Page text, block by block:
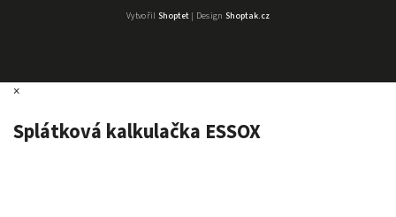
Vytvořil Shoptet| Design Shoptak.cz
×
Splátková kalkulačka ESSOX